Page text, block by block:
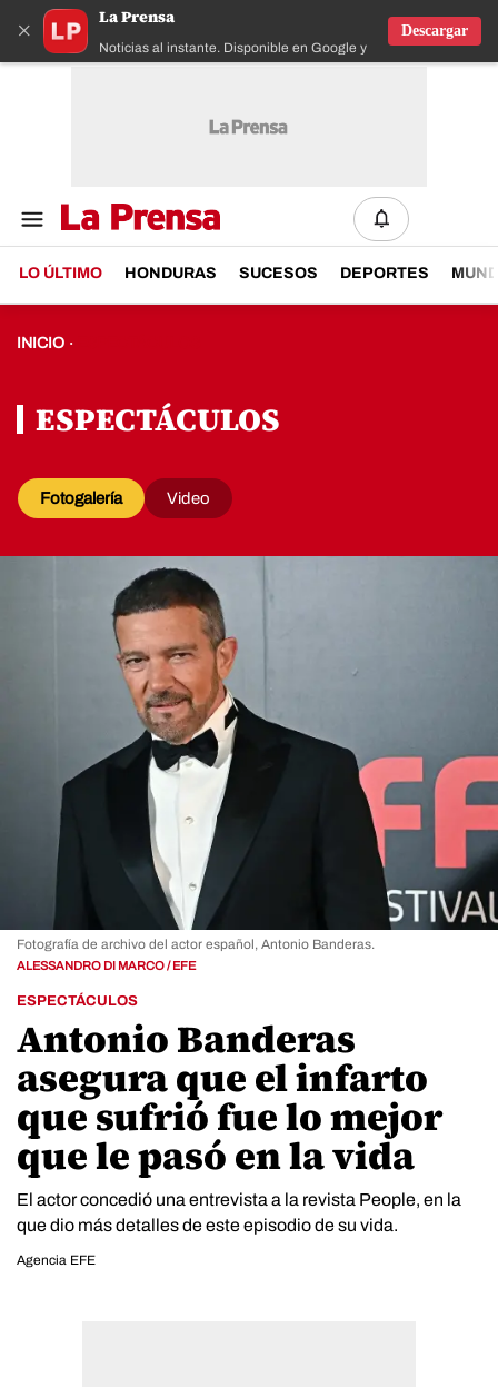
×
La Prensa
Noticias al instante. Disponible en Google y IOS
Descargar
LO ÚLTIMO HONDURAS SUCESOS DEPORTES
INICIO ·
ESPECTÁCULOS
Fotogalería Video
ESPECTÁCULOS
Antonio Banderas
asegura que el infarto
que sufrió fue lo mejor
que le pasó en la vida
El actor concedió una entrevista a la revista People, en la
que dio más detalles de este episodio de su vida.
Agencia EFE
Fotografía de archivo del actor español, Antonio Banderas.
ALESSANDRO DI MARCO / EFE